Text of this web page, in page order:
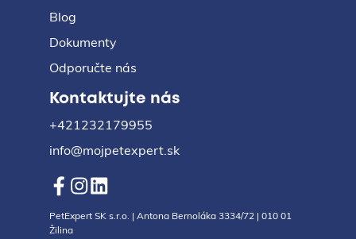
Blog
Dokumenty
Odporučte nás
Kontaktujte nás
+421232179955
info@mojpetexpert.sk
PetExpert SK s.r.o. | Antona Bernoláka 3334/72 | 010 01
Žilina